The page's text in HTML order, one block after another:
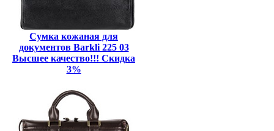
Сумка кожаная для
документов Barkli 225 03
Высшее качество!!! Скидка
3%